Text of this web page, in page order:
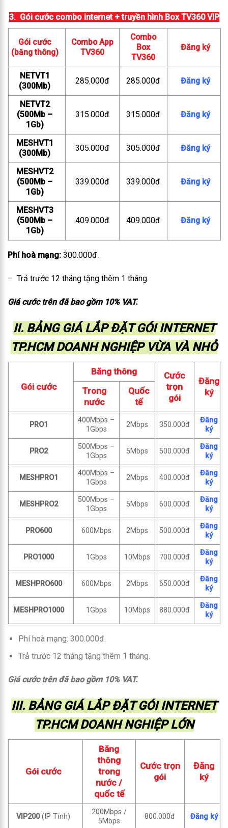
3. Gói cước combo internet + truyền hình Box TV360 VIP
Gói cước
(băng thông)
Combo App
TV360
Combo
Box
TV360
Đăng ký
NETVT1
(300Mb)
285.000đ 285.000đ Đăng ký
NETVT2
(500Mb –
1Gb)
315.000đ 315.000đ Đăng ký
MESHVT1
(300Mb)
305.000đ 305.000đ Đăng ký
MESHVT2
(500Mb –
1Gb)
339.000đ 339.000đ Đăng ký
MESHVT3
(500Mb –
1Gb)
409.000đ 409.000đ Đăng ký
Phí hoà mạng: 300.000đ.
– Trả trước 12 tháng tặng thêm 1 tháng.
Giá cước trên đã bao gồm 10% VAT.
II. BẢNG GIÁ LẮP ĐẶT GÓI INTERNET
TP.HCM DOANH NGHIỆP VỪA VÀ NHỎ
Gói cước
Băng thông
Cước
trọn
gói
Đăng
ký
Trong
nước
Quốc
tế
PRO1
400Mbps –
1Gbps
2Mbps 350.000đ
Đăng
ký
PRO2
500Mbps –
1Gbps
5Mbps 500.000đ
Đăng
ký
MESHPRO1
400Mbps –
1Gbps
2Mbps 400.000đ
Đăng
ký
MESHPRO2
500Mbps –
1Gbps
5Mbps 600.000đ
Đăng
ký
PRO600 600Mbps 2Mbps 500.000đ
Đăng
ký
PRO1000 1Gbps 10Mbps 700.000đ
Đăng
ký
MESHPRO600 600Mbps 2Mbps 650.000đ
Đăng
ký
MESHPRO1000 1Gbps 10Mbps 880.000đ
Đăng
ký
Phí hoà mạng: 300.000đ.
Trả trước 12 tháng tặng thêm 1 tháng.
Giá cước trên đã bao gồm 10% VAT.
III. BẢNG GIÁ LẮP ĐẶT GÓI INTERNET
TP.HCM DOANH NGHIỆP LỚN
Gói cước
Băng
thông
trong
nước /
quốc tế
Cước trọn
gói
Đăng
ký
VIP200(IP Tĩnh)
200Mbps /
5Mbps
800.000đ Đăng ký